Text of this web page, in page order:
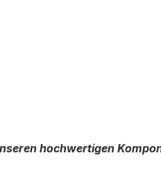
hochwertigen